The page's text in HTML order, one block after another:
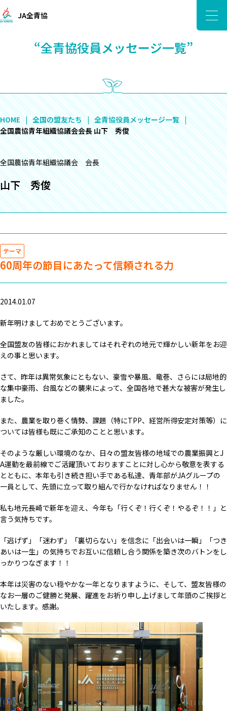
JA全青協
“全青協役員メッセージ一覧”
HOME 全国の盟友たち
全青協役員メッセージ一覧
全国農協青年組織協議会会長 山下 秀俊
全国農協青年組織協議会 会長
山下 秀俊
テーマ
60周年の節目にあたって信頼される力
2014.01.07
新年明けましておめでとうございます。
全国盟友の皆様におかれましてはそれぞれの地元で輝かしい新年をお迎
えの事と思います。
さて、昨年は異常気象にともない、豪雪や暴風、竜巻、さらには局地的
な集中豪雨、台風などの襲来によって、全国各地で甚大な被害が発生し
ました。
また、農業を取り巻く情勢、課題（特にTPP、経営所得安定対策等）に
ついては皆様も既にご承知のことと思います。
そのような厳しい環境のなか、日々の盟友皆様の地域での農業振興とJ
A運動を最前線でご活躍頂いておりますことに対し心から敬意を表する
とともに、本年も引き続き担い手である私達、青年部がJAグループの
一員として、先頭に立って取り組んで行かなければなりません！！
私も地元長崎で新年を迎え、今年も「行くぞ！行くぞ！やるぞ！！」と
言う気持ちです。
「逃げず」「迷わず」「裏切らない」を信念に「出会いは一瞬」「つき
あいは一生」の気持ちでお互いに信頼し合う関係を築き次のバトンをし
っかりつなぎます！！
本年は災害のない穏やかな一年となりますように、そして、盟友皆様の
なお一層のご健勝と発展、躍進をお祈り申し上げまして年頭のご挨拶と
いたします。感謝。